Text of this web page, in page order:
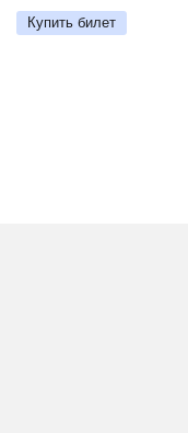
Купить билет